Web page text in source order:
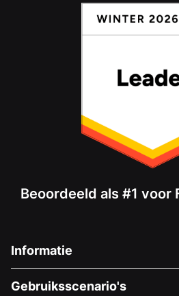
Beoordeeld als #1 voor
Informatie
Gebruiksscenario's